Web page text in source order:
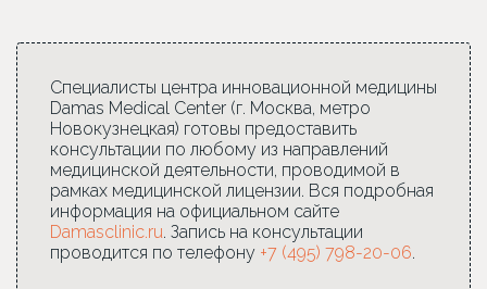
Специалисты центра инновационной медицины
Damas Medical Center (г. Москва, метро
Новокузнецкая) готовы предоставить
консультации по любому из направлений
медицинской деятельности, проводимой в
рамках медицинской лицензии. Вся подробная
информация на официальном сайте
Damasclinic.ru. Запись на консультации
проводится по телефону +7 (495) 798-20-06.